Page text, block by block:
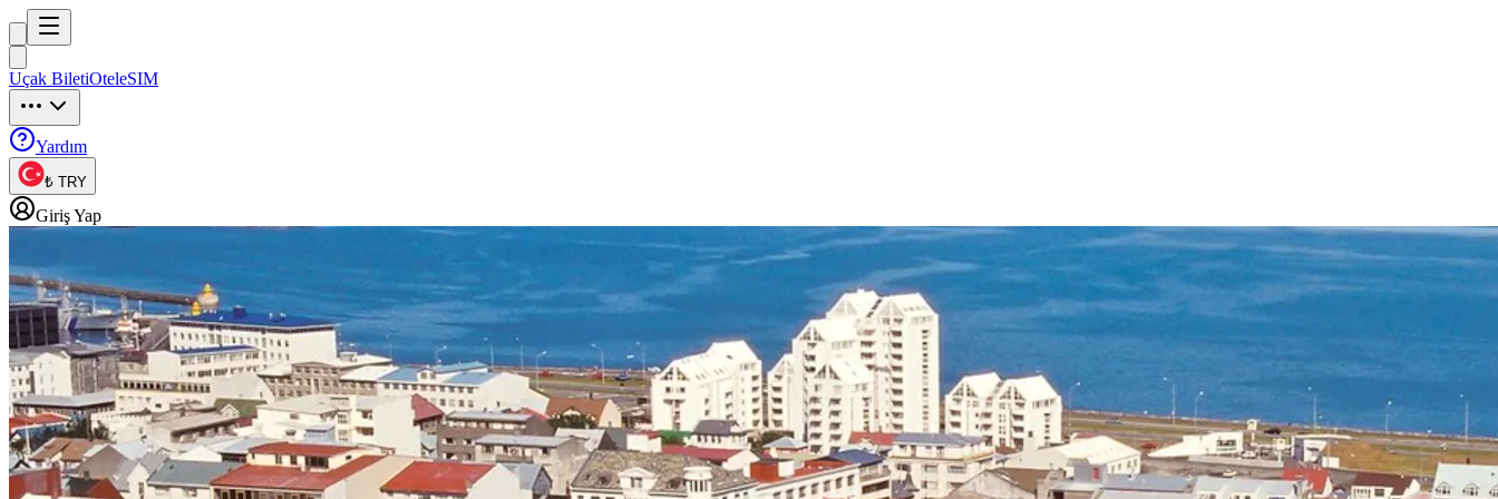
Tripuck
Uçak BiletiOteleSIM
Yardım
₺ TRY
Giriş Yap